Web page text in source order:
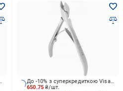
650.75₴/шт.
До -10% з суперкредиткою Visa Вигода